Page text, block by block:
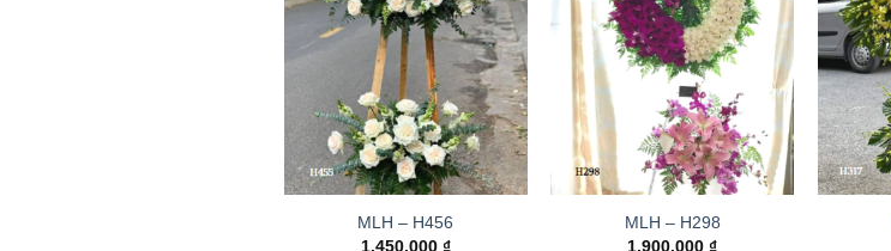
MLH – H456
1.450.000 ₫
MLH – H298
1.900.000₫